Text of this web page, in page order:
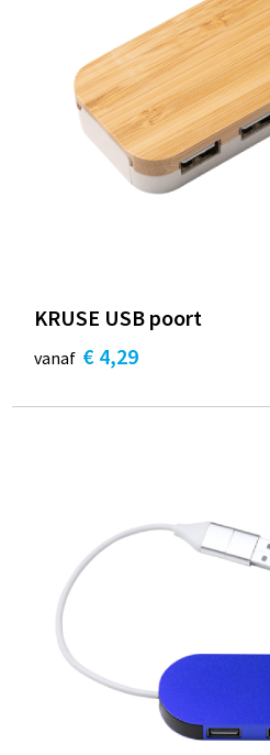
KRUSE USB poort
vanaf € 4,29